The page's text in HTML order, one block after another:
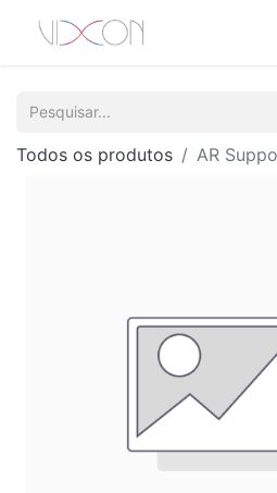
Todos os produtos AR